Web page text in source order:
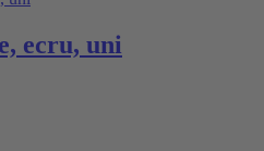
ecru, uni